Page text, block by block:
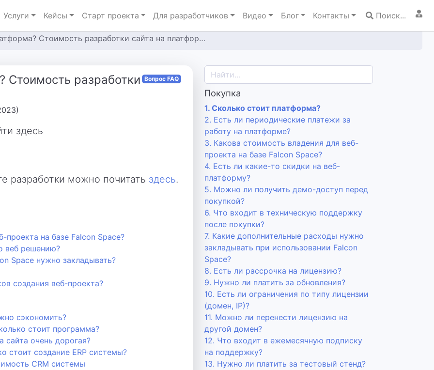
Услуги Кейсы Старт проекта Для разработчиков Видео Блог Контакты Поиск...
Стоимость разработки сайта на платформе
Вопрос FAQ
Стоимость разработки
здесь
разработки можно почитать здесь.
на базе Falcon Space?
веб решению?
Space нужно закладывать?
создания веб-проекта?
сэкономить?
стоит программа?
очень дорогая?
стоит создание ERP системы?
CRM системы
Покупка
1. Сколько стоит платформа?
2. Есть ли периодические платежи за
работу на платформе?
3. Какова стоимость владения для веб-
проекта на базе Falcon Space?
4. Есть ли какие-то скидки на веб-
платформу?
5. Можно ли получить демо-доступ перед
покупкой?
6. Что входит в техническую поддержку
после покупки?
7. Какие дополнительные расходы нужно
закладывать при использовании Falcon
Space?
8. Есть ли рассрочка на лицензию?
9. Нужно ли платить за обновления?
10. Есть ли ограничения по типу лицензии
(домен, IP)?
11. Можно ли перенести лицензию на
другой домен?
12. Что входит в ежемесячную подписку
на поддержку?
13. Нужно ли платить за тестовый стенд?